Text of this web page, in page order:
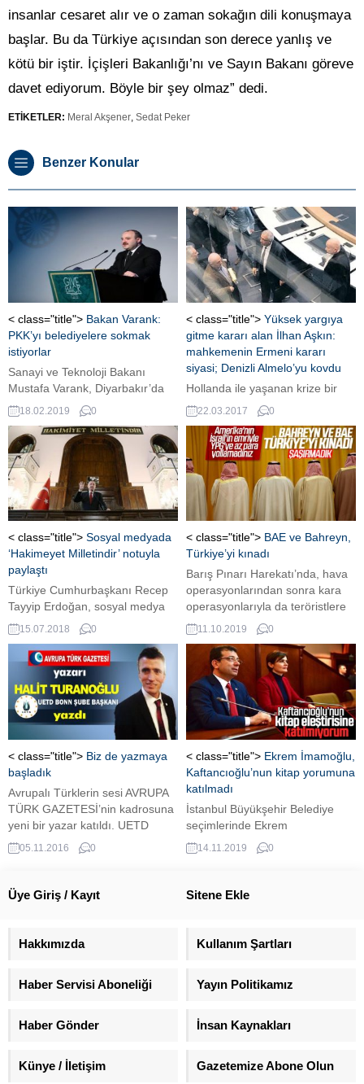
insanlar cesaret alır ve o zaman sokağın dili konuşmaya
başlar. Bu da Türkiye açısından son derece yanlış ve
kötü bir iştir. İçişleri Bakanlığı’nı ve Sayın Bakanı göreve
davet ediyorum. Böyle bir şey olmaz” dedi.
ETİKETLER: Meral Akşener, Sedat Peker
Benzer Konular
< class="title"> Bakan Varank:
PKK’yı belediyelere sokmak
istiyorlar
Sanayi ve Teknoloji Bakanı
Mustafa Varank, Diyarbakır’da
yerel seçimlere yönelik önemli
mesajlar verdi.
18.02.2019 0
< class="title"> Yüksek yargıya
gitme kararı alan İlhan Aşkın:
mahkemenin Ermeni kararı
siyasi; Denizli Almelo’yu kovdu
Hollanda ile yaşanan krize bir
yenisi daha eklendi.
22.03.2017 0
< class="title"> Sosyal medyada
‘Hakimeyet Milletindir’ notuyla
paylaştı
Türkiye Cumhurbaşkanı Recep
Tayyip Erdoğan, sosyal medya
hesabı Twitter üzerinden, eski
TBMM binasında düzenlenen
Cumhurbaşkanlığı Kabinesi 1.
Toplantısı Açılış Töreni'ndeki
konuşması sırasında çekilen
fotoğrafı "Hakimiyet milletindir"
notuyla paylaştı.
15.07.2018 0
< class="title"> BAE ve Bahreyn,
Türkiye’yi kınadı
Barış Pınarı Harekatı’nda, hava
operasyonlarından sonra kara
operasyonlarıyla da teröristlere
ağır darbeler vurulmaya devam
ediyor. Birleşik Arap Emirlikleri
(BAE) ve Bahreyn, Türkiye’nin
Suriye’nin doğusuna başlattığı
askeri operasyonu şiddetle
kınadıklarını, bu operasyonla
Arap işlerine müdahelede
bulunulduğunu savundu. “ARAP
İŞLERİNE MÜDAHALE
OLDUĞUNU DOĞRULUYOR”
BAE hükümetinin yazılı
açıklamasında, “BAE, Türkiye’nin
Suriye’ye askeri saldırganlığını...
11.10.2019 0
< class="title"> Biz de yazmaya
başladık
Avrupalı Türklerin sesi AVRUPA
TÜRK GAZETESİ’nin kadrosuna
yeni bir yazar katıldı. UETD
Bonn Başkanı Halit Turanoğlu,
yazılarıyla artık AVRUPA TÜRK
05.11.2016 0
< class="title"> Ekrem İmamoğlu,
Kaftancıoğlu’nun kitap yorumuna
katılmadı
İstanbul Büyükşehir Belediye
seçimlerinde Ekrem
İmamoğlu’nun kampanya
direktörlüğünü yapan Necati
ayda yapılan iki İstanbul seçimi
“Kahramanın Yolculuğu” adlı
sert bir dille eleştirilmişti. İstanbul
olması nedeniyle Berlin...
14.11.2019 0
Üye Giriş / Kayıt Sitene Ekle
Hakkımızda Kullanım Şartları
Haber Servisi Aboneliği Yayın Politikamız
Haber Gönder İnsan Kaynakları
Künye / İletişim Gazetemize Abone Olun